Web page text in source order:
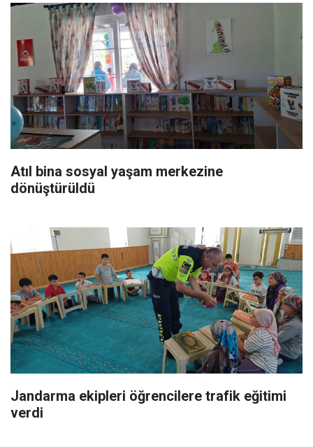
Atıl bina sosyal yaşam merkezine
dönüştürüldü
Jandarma ekipleri öğrencilere trafik eğitimi
verdi